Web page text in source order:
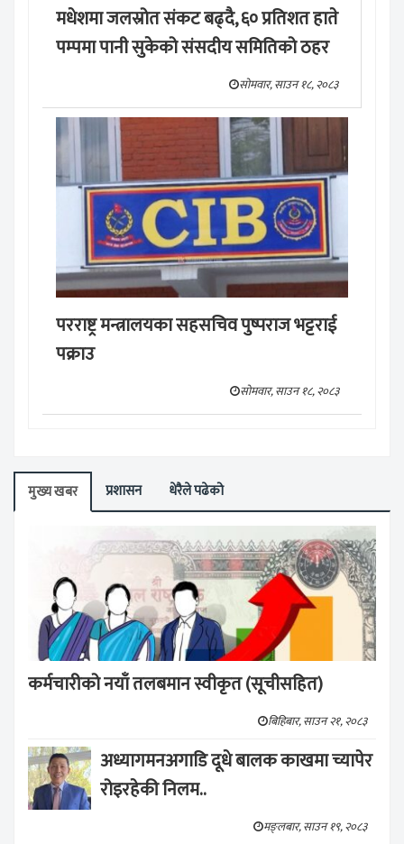
मधेशमा जलस्रोत संकट बढ्दै, ६० प्रतिशत हाते
पम्पमा पानी सुकेको संसदीय समितिको ठहर
सोमवार, साउन १८, २०८३
परराष्ट्र मन्त्रालयका सहसचिव पुष्पराज भट्टराई
पक्राउ
सोमवार, साउन १८, २०८३
मुख्य खबर प्रशासन धेरैले पढेको
कर्मचारीको नयाँ तलबमान स्वीकृत (सूचीसहित)
बिहिबार, साउन २१, २०८३
अध्यागमनअगाडि दूधे बालक काखमा च्यापेर
रोइरहेकी निलम..
मङ्लबार, साउन १९, २०८३